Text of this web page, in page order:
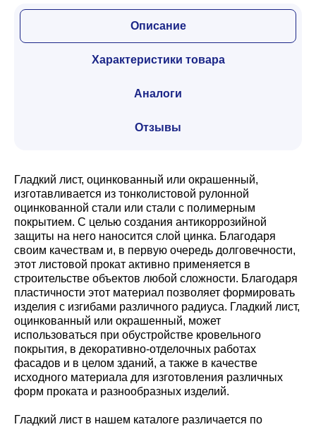
Описание
Характеристики товара
Аналоги
Отзывы
Гладкий лист, оцинкованный или окрашенный,
изготавливается из тонколистовой рулонной
оцинкованной стали или стали с полимерным
покрытием. С целью создания антикоррозийной
защиты на него наносится слой цинка. Благодаря
своим качествам и, в первую очередь долговечности,
этот листовой прокат активно применяется в
строительстве объектов любой сложности. Благодаря
пластичности этот материал позволяет формировать
изделия с изгибами различного радиуса. Гладкий лист,
оцинкованный или окрашенный, может
использоваться при обустройстве кровельного
покрытия, в декоративно-отделочных работах
фасадов и в целом зданий, а также в качестве
исходного материала для изготовления различных
форм проката и разнообразных изделий.
Гладкий лист в нашем каталоге различается по